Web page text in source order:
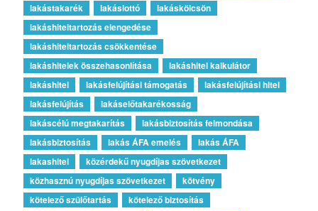
lakástakarék
lakáslottó
lakáskölcsön
lakáshiteltartozás elengedése
lakáshiteltartozás csökkentése
lakáshitelek összehasonlítása
lakáshitel kalkulátor
lakáshitel
lakásfelújítási támogatás
lakásfelújítási hitel
lakásfelújítás
lakáselőtakarékosság
lakáscélú megtakarítás
lakásbiztosítás felmondása
lakásbiztosítás
lakás ÁFA emelés
lakás ÁFA
lakashitel
közérdekű nyugdíjas szövetkezet
közhasznú nyugdíjas szövetkezet
kötvény
kötelező szülőtartás
kötelező biztosítás